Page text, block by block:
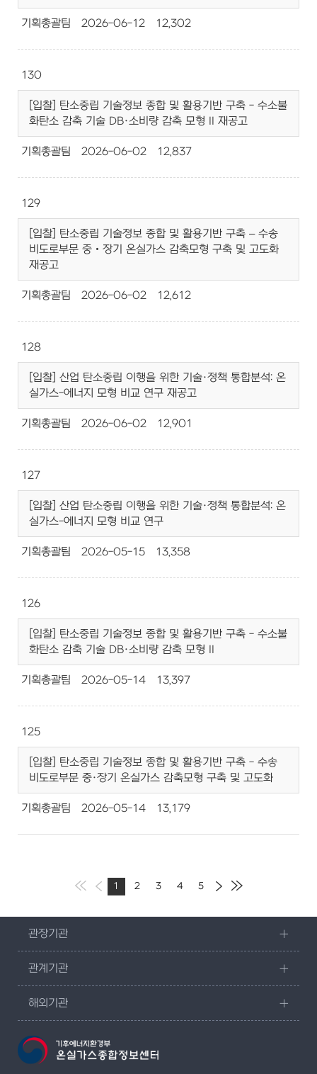
기획총괄팀 2026-06-12 12,302
130
[입찰] 탄소중립 기술정보 종합 및 활용기반 구축 - 수소불
화탄소 감축 기술 DB·소비량 감축 모형 II 재공고
기획총괄팀 2026-06-02 12,837
129
[입찰] 탄소중립 기술정보 종합 및 활용기반 구축 – 수송
비도로부문 중‧장기 온실가스 감축모형 구축 및 고도화
재공고
기획총괄팀 2026-06-02 12,612
128
[입찰] 산업 탄소중립 이행을 위한 기술·정책 통합분석: 온
실가스-에너지 모형 비교 연구 재공고
기획총괄팀 2026-06-02 12,901
127
[입찰] 산업 탄소중립 이행을 위한 기술·정책 통합분석: 온
실가스-에너지 모형 비교 연구
기획총괄팀 2026-05-15 13,358
126
[입찰] 탄소중립 기술정보 종합 및 활용기반 구축 - 수소불
화탄소 감축 기술 DB·소비량 감축 모형 II
기획총괄팀 2026-05-14 13,397
125
[입찰] 탄소중립 기술정보 종합 및 활용기반 구축 - 수송
비도로부문 중·장기 온실가스 감축모형 구축 및 고도화
기획총괄팀 2026-05-14 13,179
1 2 3 4 5
관장기관
관계기관
해외기관